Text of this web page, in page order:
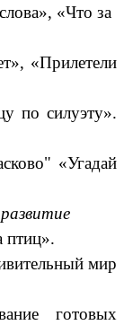
«Что за
«Прилетели
по силуэту».
«Угадай
птиц».
мир
готовых